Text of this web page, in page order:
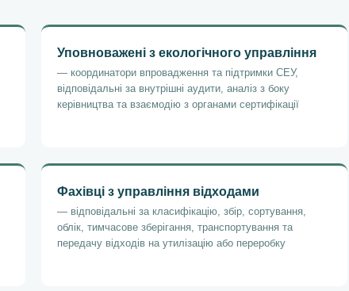
Уповноважені з екологічного управління
— координатори впровадження та підтримки СЕУ,
відповідальні за внутрішні аудити, аналіз з боку
керівництва та взаємодію з органами сертифікації
Фахівці з управління відходами
— відповідальні за класифікацію, збір, сортування,
облік, тимчасове зберігання, транспортування та
передачу відходів на утилізацію або переробку